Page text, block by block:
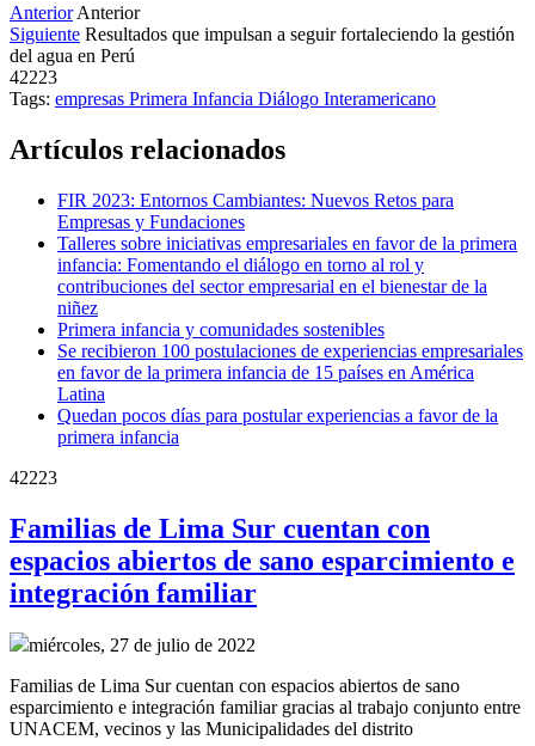
Anterior Anterior
Siguiente Resultados que impulsan a seguir fortaleciendo la gestión
del agua en Perú
42223
Tags: empresas Primera Infancia Diálogo Interamericano
Artículos relacionados
FIR 2023: Entornos Cambiantes: Nuevos Retos para
Empresas y Fundaciones
Talleres sobre iniciativas empresariales en favor de la primera
infancia: Fomentando el diálogo en torno al rol y
contribuciones del sector empresarial en el bienestar de la
niñez
Primera infancia y comunidades sostenibles
Se recibieron 100 postulaciones de experiencias empresariales
en favor de la primera infancia de 15 países en América
Latina
Quedan pocos días para postular experiencias a favor de la
primera infancia
42223
Familias de Lima Sur cuentan con
espacios abiertos de sano esparcimiento e
integración familiar
miércoles, 27 de julio de 2022
Familias de Lima Sur cuentan con espacios abiertos de sano
esparcimiento e integración familiar gracias al trabajo conjunto entre
UNACEM, vecinos y las Municipalidades del distrito